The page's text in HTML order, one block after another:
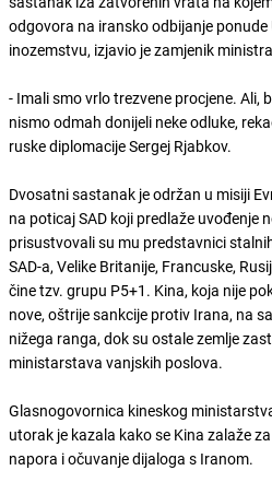
odgovora na iransko odbijanje
inozemstvu, izjavio je zamjenik
- Imali smo vrlo trezvene procjene. Ali,
nismo odmah donijeli neke odluke,
ruske diplomacije Sergej Rjabkov.
Dvosatni sastanak je održan u misiji
na poticaj SAD koji predlaže uvođenje
prisustvovali su mu predstavnici
SAD-a, Velike Britanije, Francuske,
čine tzv. grupu P5+1. Kina, koja nije
nove, oštrije sankcije protiv Irana, na
nižega ranga, dok su ostale zemlje
ministarstava vanjskih poslova.
Glasnogovornica kineskog
utorak je kazala kako se Kina zalaže
napora i očuvanje dijaloga s Iranom.